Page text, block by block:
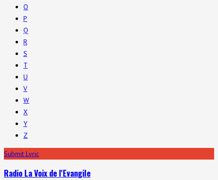
O
P
Q
R
S
T
U
V
W
X
Y
Z
Submit Lyric
Radio La Voix de l'Evangile